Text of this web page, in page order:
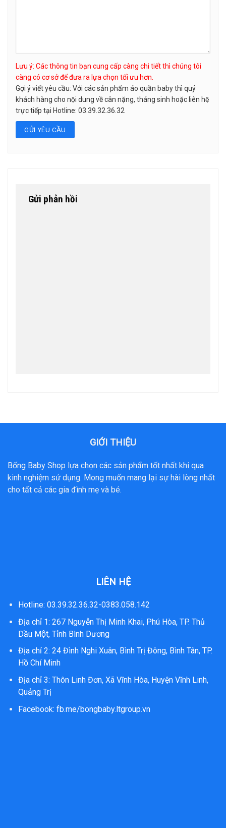
Lưu ý: Các thông tin bạn cung cấp càng chi tiết thì chúng tôi
càng có cơ sở để đưa ra lựa chọn tối ưu hơn.
Gợi ý viết yêu cầu: Với các sản phẩm áo quần baby thì quý
khách hàng cho nội dung về cân nặng, tháng sinh hoặc liên hệ
trực tiếp tại Hotline: 03.39.32.36.32
Gửi phản hồi
GIỚI THIỆU
Bống Baby Shop lựa chọn các sản phẩm tốt nhất khi qua
kinh nghiệm sử dụng. Mong muốn mang lại sự hài lòng nhất
cho tất cả các gia đình mẹ và bé.
LIÊN HỆ
Hotline: 03.39.32.36.32-0383.058.142
Địa chỉ 1: 267 Nguyễn Thị Minh Khai, Phú Hòa, TP. Thủ
Dầu Một, Tỉnh Bình Dương
Địa chỉ 2: 24 Đình Nghi Xuân, Bình Trị Đông, Bình Tân, TP.
Hồ Chí Minh
Địa chỉ 3: Thôn Linh Đơn, Xã Vĩnh Hòa, Huyện Vĩnh Linh,
Quảng Trị
Facebook: fb.me/bongbaby.ltgroup.vn